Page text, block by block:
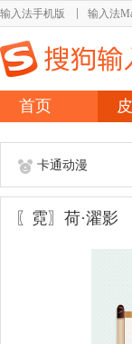
输入法手机版 输入法
首页
卡通动漫
〖霓〗荷·濯影